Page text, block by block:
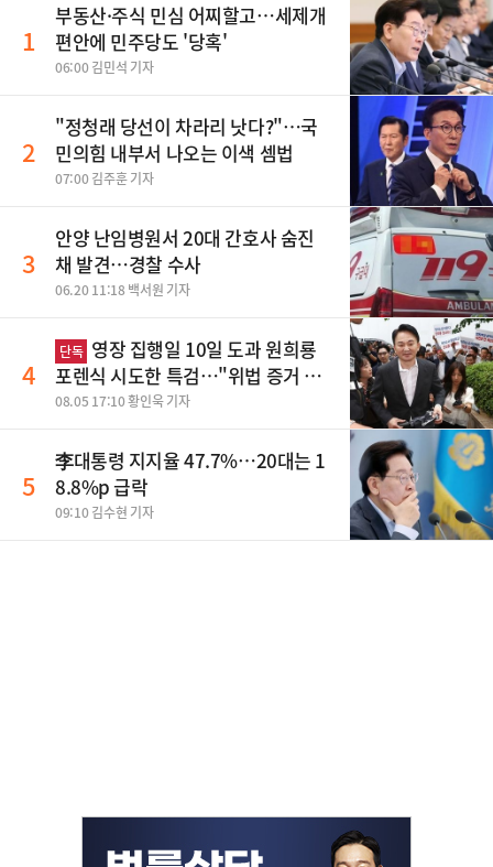
1
부동산·주식 민심 어찌할고…세제개
편안에 민주당도 '당혹'
06:00 김민석 기자
2
​"정청래 당선이 차라리 낫다?"…국
민의힘 내부서 나오는 이색 셈법
07:00 김주훈 기자
3
안양 난임병원서 20대 간호사 숨진
채 발견…경찰 수사
06.20 11:18 백서원 기자
4
단독 영장 집행일 10일 도과 원희룡
포렌식 시도한 특검…"위법 증거 수
집" 지적
08.05 17:10 황인욱 기자
5
李대통령 지지율 47.7%…20대는 1
8.8%p 급락
09:10 김수현 기자